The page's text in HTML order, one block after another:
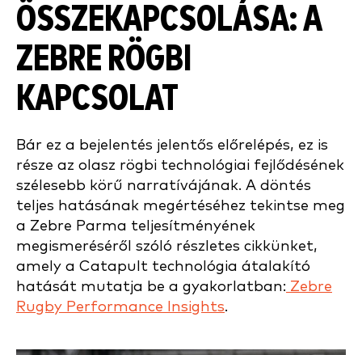
ÖSSZEKAPCSOLÁSA: A
ZEBRE RÖGBI
KAPCSOLAT
Bár ez a bejelentés jelentős előrelépés, ez is
része az olasz rögbi technológiai fejlődésének
szélesebb körű narratívájának. A döntés
teljes hatásának megértéséhez tekintse meg
a Zebre Parma teljesítményének
megismeréséről szóló részletes cikkünket,
amely a Catapult technológia átalakító
hatását mutatja be a gyakorlatban: Zebre
Rugby Performance Insights.